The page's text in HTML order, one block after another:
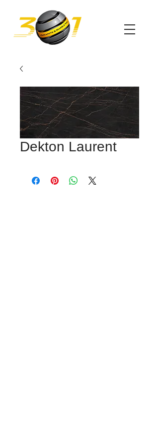
Dekton Laurent